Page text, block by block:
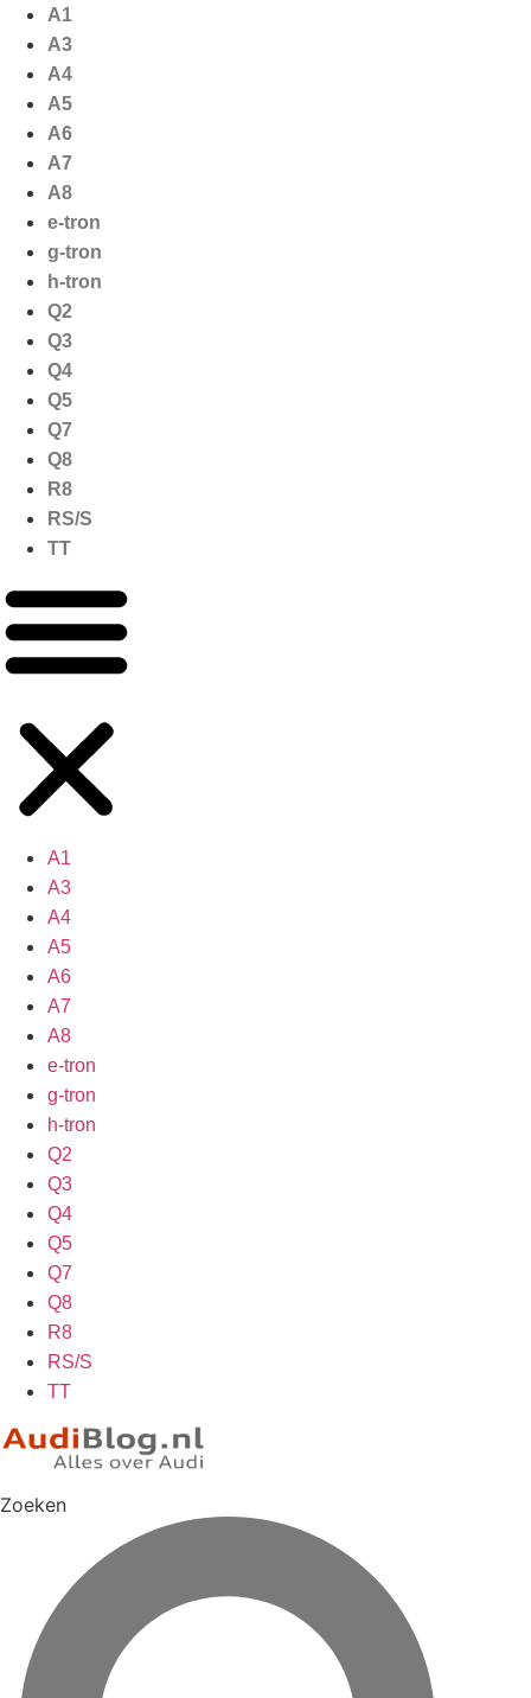
naar
inhoud
A1
A3
A4
A5
A6
A7
A8
e-tron
g-tron
h-tron
Q2
Q3
Q4
Q5
Q7
Q8
R8
RS/S
TT
A1
A3
A4
A5
A6
A7
A8
e-tron
g-tron
h-tron
Q2
Q3
Q4
Q5
Q7
Q8
R8
RS/S
TT
Zoeken